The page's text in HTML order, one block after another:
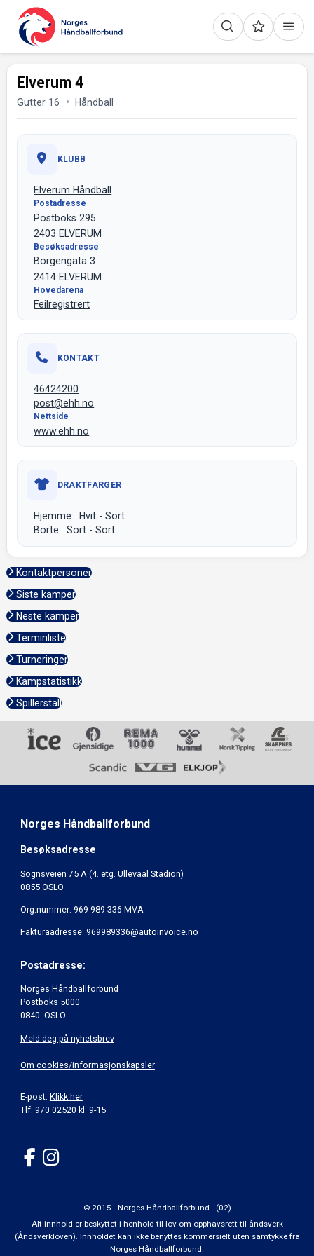
Elverum 4
Gutter 16 Håndball
KLUBB
Elverum Håndball
Postadresse
Postboks 295
2403 ELVERUM
Besøksadresse
Borgengata 3
2414 ELVERUM
Hovedarena
Feilregistrert
KONTAKT
46424200
post@ehh.no
Nettside
www.ehh.no
DRAKTFARGER
Hjemme: Hvit - Sort
Borte: Sort - Sort
Kontaktpersoner
Siste kamper
Neste kamper
Terminliste
Turneringer
Kampstatistikk
Spillerstall
Norges Håndballforbund
Besøksadresse
Sognsveien 75 A (4. etg. Ullevaal Stadion)
0855 OSLO
Org.nummer: 969 989 336 MVA
Fakturaadresse: 969989336@autoinvoice.no
Postadresse:
Norges Håndballforbund
Postboks 5000
0840 OSLO
Meld deg på nyhetsbrev
Om cookies/informasjonskapsler
E-post: Klikk her
Tlf: 970 02520 kl. 9-15
© 2015 - Norges Håndballforbund - (02)
Alt innhold er beskyttet i henhold til lov om opphavsrett til åndsverk
(Åndsverkloven). Innholdet kan ikke benyttes kommersielt uten samtykke fra
Norges Håndballforbund.